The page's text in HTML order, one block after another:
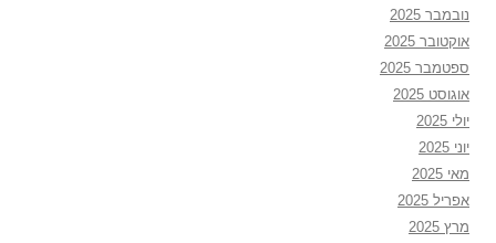
נובמבר 2025
אוקטובר 2025
ספטמבר 2025
אוגוסט 2025
יולי 2025
יוני 2025
מאי 2025
אפריל 2025
מרץ 2025